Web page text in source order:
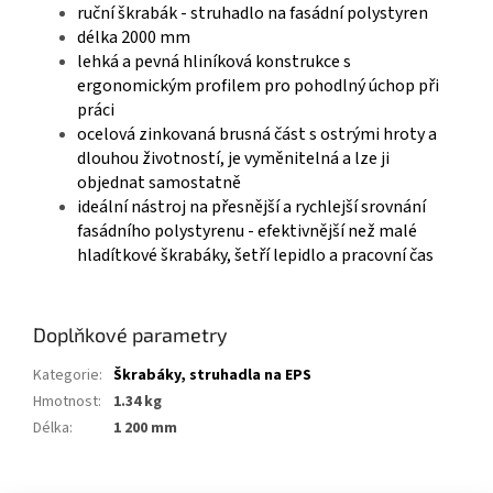
ruční škrabák - struhadlo na fasádní polystyren
délka 2000 mm
lehká a pevná hliníková konstrukce s
ergonomickým profilem pro pohodlný úchop při
práci
ocelová zinkovaná brusná část s ostrými hroty a
dlouhou životností, je vyměnitelná a lze ji
objednat samostatně
ideální nástroj na přesnější a rychlejší srovnání
fasádního polystyrenu - efektivnější než malé
hladítkové škrabáky, šetří lepidlo a pracovní čas
Doplňkové parametry
Kategorie: Škrabáky, struhadla na EPS
Hmotnost:
1.34 kg
Délka: 1 200 mm